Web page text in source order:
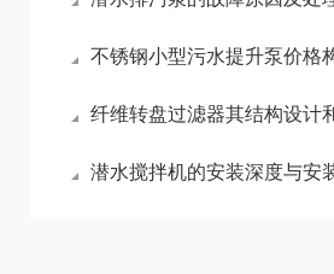
不锈钢小型污水提升泵价格构成
纤维转盘过滤器其结构设计和优异的过
潜水搅拌机的安装深度与安装角度对搅拌效果